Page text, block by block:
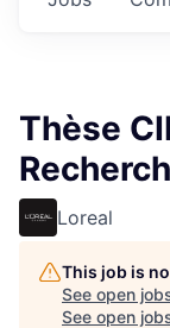
Thèse
Loreal
This job is
See open
See open